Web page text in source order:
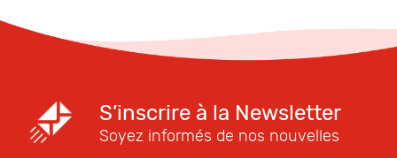
S’inscrire à la Newsletter
Soyez informés de nos nouvelles